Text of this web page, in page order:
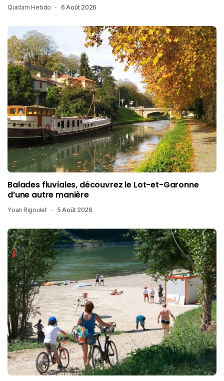
Quidam Hebdo 6 Août 2026
Balades fluviales, découvrez le Lot-et-Garonne
d’une autre manière
Yoan Rigoulet 5 Août 2026